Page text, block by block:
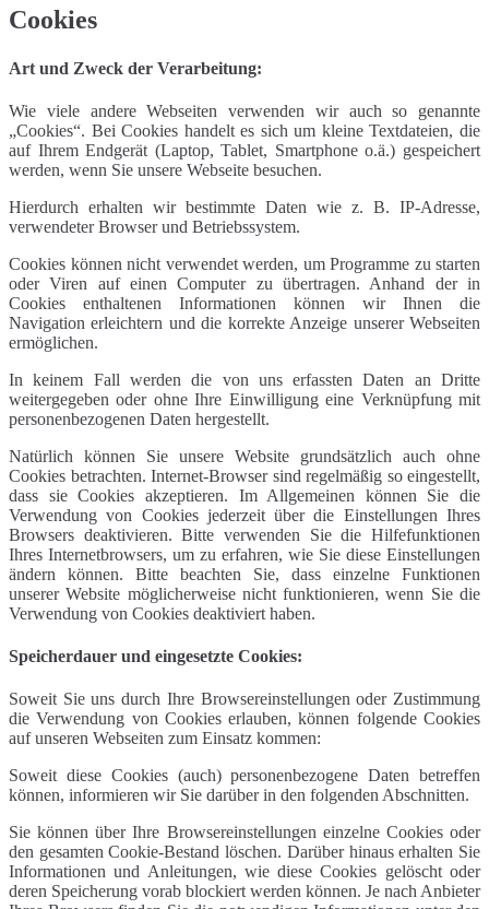
Cookies
Art und Zweck der Verarbeitung:
Wie viele andere Webseiten verwenden wir auch so genannte
„Cookies“. Bei Cookies handelt es sich um kleine Textdateien, die
auf Ihrem Endgerät (Laptop, Tablet, Smartphone o.ä.) gespeichert
werden, wenn Sie unsere Webseite besuchen.
Hierdurch erhalten wir bestimmte Daten wie z. B. IP-Adresse,
verwendeter Browser und Betriebssystem.
Cookies können nicht verwendet werden, um Programme zu starten
oder Viren auf einen Computer zu übertragen. Anhand der in
Cookies enthaltenen Informationen können wir Ihnen die
Navigation erleichtern und die korrekte Anzeige unserer Webseiten
ermöglichen.
In keinem Fall werden die von uns erfassten Daten an Dritte
weitergegeben oder ohne Ihre Einwilligung eine Verknüpfung mit
personenbezogenen Daten hergestellt.
Natürlich können Sie unsere Website grundsätzlich auch ohne
Cookies betrachten. Internet-Browser sind regelmäßig so eingestellt,
dass sie Cookies akzeptieren. Im Allgemeinen können Sie die
Verwendung von Cookies jederzeit über die Einstellungen Ihres
Browsers deaktivieren. Bitte verwenden Sie die Hilfefunktionen
Ihres Internetbrowsers, um zu erfahren, wie Sie diese Einstellungen
ändern können. Bitte beachten Sie, dass einzelne Funktionen
unserer Website möglicherweise nicht funktionieren, wenn Sie die
Verwendung von Cookies deaktiviert haben.
Speicherdauer und eingesetzte Cookies:
Soweit Sie uns durch Ihre Browsereinstellungen oder Zustimmung
die Verwendung von Cookies erlauben, können folgende Cookies
auf unseren Webseiten zum Einsatz kommen:
Soweit diese Cookies (auch) personenbezogene Daten betreffen
können, informieren wir Sie darüber in den folgenden Abschnitten.
Sie können über Ihre Browsereinstellungen einzelne Cookies oder
den gesamten Cookie-Bestand löschen. Darüber hinaus erhalten Sie
Informationen und Anleitungen, wie diese Cookies gelöscht oder
deren Speicherung vorab blockiert werden können. Je nach Anbieter